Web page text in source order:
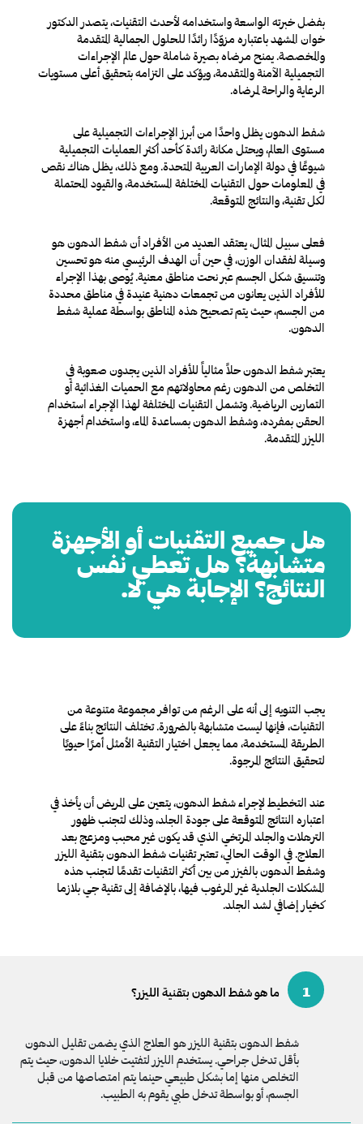
بفضل خبرته الواسعة واستخدامه لأحدث التقنيات، يتصدر الدكتور
خوان المشهد باعتباره مزوّدًا رائدًا للحلول الجمالية المتقدمة
والمخصصة. يمنح مرضاه بصيرة شاملة حول عالم الإجراءات
التجميلية الآمنة والمتقدمة، ويؤكد على التزامه بتحقيق أعلى مستويات
الرعاية والراحة لمرضاه.
شفط الدهون يظل واحدًا من أبرز الإجراءات التجميلية على
مستوى العالم، ويحتل مكانة رائدة كأحد أكثر العمليات التجميلية
شيوعًا في دولة الإمارات العربية المتحدة. ومع ذلك، يظل هناك نقص
في المعلومات حول التقنيات المختلفة المستخدمة، والقيود المحتملة
لكل تقنية، والنتائج المتوقعة.
فعلى سبيل المثال، يعتقد العديد من الأفراد أن شفط الدهون هو
وسيلة لفقدان الوزن، في حين أن الهدف الرئيسي منه هو تحسين
وتنسيق شكل الجسم عبر نحت مناطق معنية. يُوصى بهذا الإجراء
للأفراد الذين يعانون من تجمعات دهنية عنيدة في مناطق محددة
من الجسم، حيث يتم تصحيح هذه المناطق بواسطة عملية شفط
الدهون.
يعتبر شفط الدهون حلاً مثالياً للأفراد الذين يجدون صعوبة في
التخلص من الدهون رغم محاولاتهم مع الحميات الغذائية أو
التمارين الرياضية. وتشمل التقنيات المختلفة لهذا الإجراء استخدام
الحقن بمفرده، وشفط الدهون بمساعدة الماء، واستخدام أجهزة
الليزر المتقدمة.
هل جميع التقنيات أو الأجهزة
متشابهة؟ هل تعطي نفس
النتائج؟ الإجابة هي لا.
يجب التنويه إلى أنه على الرغم من توافر مجموعة متنوعة من
التقنيات، فإنها ليست متشابهة بالضرورة. تختلف النتائج بناءً على
الطريقة المستخدمة، مما يجعل اختيار التقنية الأمثل أمرًا حيويًا
لتحقيق النتائج المرجوة.
عند التخطيط لإجراء شفط الدهون، يتعين على المريض أن يأخذ في
اعتباره النتائج المتوقعة على جودة الجلد، وذلك لتجنب ظهور
الترهلات والجلد المرتخي الذي قد يكون غير محبب ومزعج بعد
العلاج. في الوقت الحالي، تعتبر تقنيات شفط الدهون بتقنية الليزر
وشفط الدهون بالفيزر من بين أكثر التقنيات تقدمًا لتجنب هذه
المشكلات الجلدية غير المرغوب فيها، بالإضافة إلى تقنية جي بلازما
كخيار إضافي لشد الجلد.
1 ما هو شفط الدهون بتقنية الليزر؟
شفط الدهون بتقنية الليزر هو العلاج الذي يضمن تقليل الدهون
بأقل تدخل جراحي. يستخدم الليزر لتفتيت خلايا الدهون، حيث يتم
التخلص منها إما بشكل طبيعي حينما يتم امتصاصها من قبل
الجسم، أو بواسطة تدخل طبي يقوم به الطبيب.